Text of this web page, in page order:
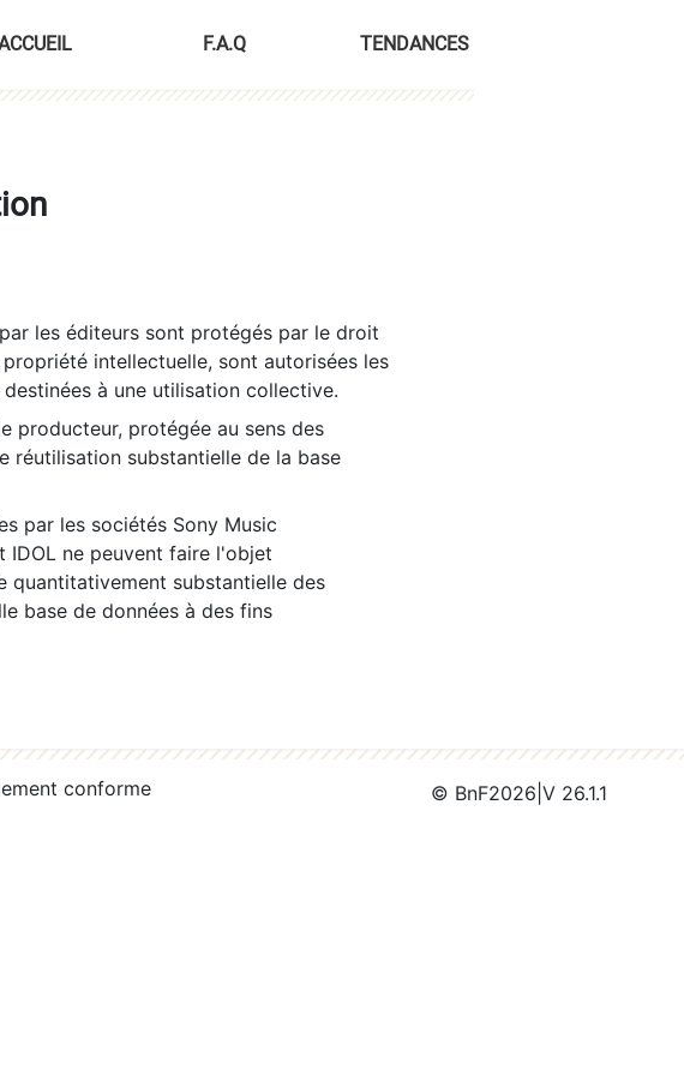
F.A.Q TENDANCES
les éditeurs sont protégés par le droit
intellectuelle, sont autorisées les
à une utilisation collective.
producteur, protégée au sens des
réutilisation substantielle de la base
par les sociétés Sony Music
IDOL ne peuvent faire l'objet
quantitativement substantielle des
base de données à des fins
conforme © BnF2026 V 26.1.1